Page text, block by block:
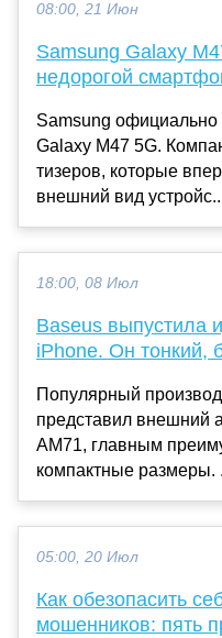
08:00, 21 Июн
Samsung Galaxy
недорогой
Samsung
Galaxy M47 5G.
тизеров, которые
внешний вид
18:00, 08 Июл
Baseus выпустила
iPhone. Он тонкий,
Популярный
представил внешний
AM71, главным
компактные размеры.
05:00, 20 Июл
Как обезопасить
мошенников: пять